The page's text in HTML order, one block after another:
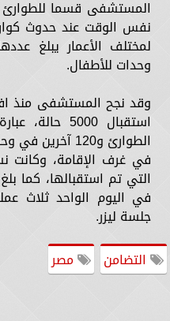
نفس الوقت عند حدوث
وحدات للأطفال.
وقد نجح المستشفى منذ
التي تم استقبالها، كما
جلسة ليزر.
التضامن
مصر